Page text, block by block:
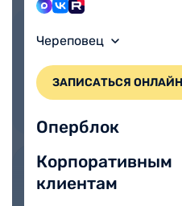
Череповец
ЗАПИСАТЬСЯ ОНЛАЙН
Оперблок
Корпоративным
клиентам
Взрослым